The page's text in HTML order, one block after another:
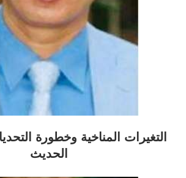
التغيرات المناخية وخطورة
الحديث